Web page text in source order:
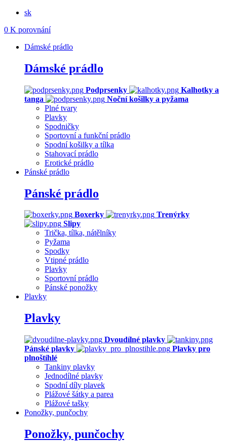
sk
0 K porovnání
Dámské prádlo
Dámské prádlo
Podprsenky
Kalhotky a
tanga
Noční košilky a pyžama
Plné tvary
Plavky
Spodničky
Sportovní a funkční prádlo
Spodní košilky a tílka
Stahovací prádlo
Erotické prádlo
Pánské prádlo
Pánské prádlo
Boxerky
Trenýrky
Slipy
Trička, tílka, nátělníky
Pyžama
Spodky
Vtipné prádlo
Plavky
Sportovní prádlo
Pánské ponožky
Plavky
Plavky
Dvoudílné plavky
Pánské plavky
Plavky pro
plnoštíhlé
Tankiny plavky
Jednodílné plavky
Spodní díly plavek
Plážové šátky a parea
Plážové tašky
Ponožky, punčochy
Ponožky, punčochy